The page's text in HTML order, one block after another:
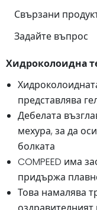
Свързани
Задайте въпрос
Хидроколоидна
представлява
Дебелата
мехура, за да
болката
COMPEED има
придържа
Това намалява